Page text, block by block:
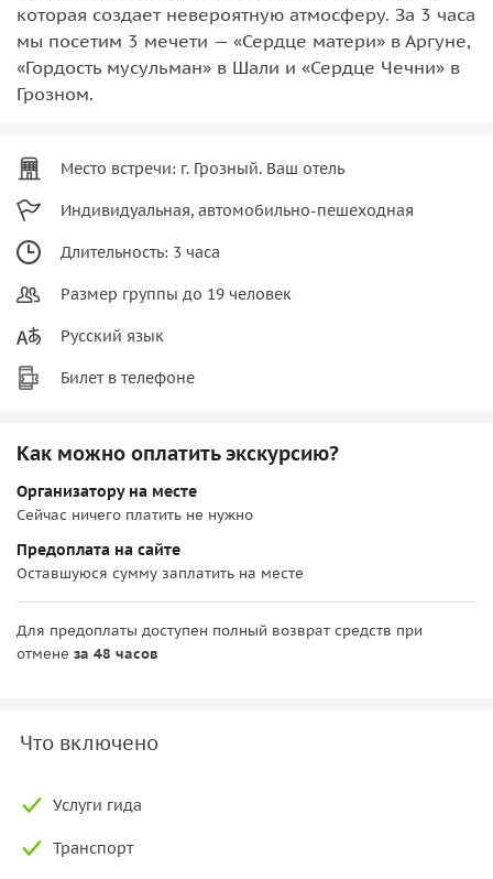
которая создает невероятную атмосферу. За 3 часа
мы посетим 3 мечети — «Сердце матери» в Аргуне,
«Гордость мусульман» в Шали и «Сердце Чечни» в
Грозном.
Место встречи: г. Грозный. Ваш отель
Индивидуальная, автомобильно-пешеходная
Длительность: 3 часа
Размер группы до 19 человек
Русский язык
Билет в телефоне
Как можно оплатить экскурсию?
Организатору на месте
Сейчас ничего платить не нужно
Предоплата на сайте
Оставшуюся сумму заплатить на месте
Для предоплаты доступен полный возврат средств при
отмене за 48 часов
Что включено
Услуги гида
Транспорт